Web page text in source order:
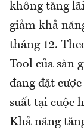
không tăng
giảm khả
tháng 12.
Tool của sàn
đang đặt
suất tại cuộc
Khả năng